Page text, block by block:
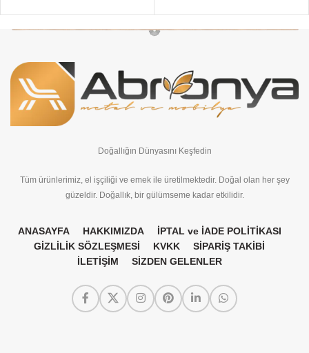
Doğallığın Dünyasını Keşfedin
Tüm ürünlerimiz, el işçiliği ve emek ile üretilmektedir. Doğal olan her şey
güzeldir. Doğallık, bir gülümseme kadar etkilidir.
ANASAYFA HAKKIMIZDA
İPTAL ve İADE POLİTİKASI
GİZLİLİK SÖZLEŞMESİ
KVKK
SİPARİŞ TAKİBİ
İLETİŞİM
SİZDEN GELENLER